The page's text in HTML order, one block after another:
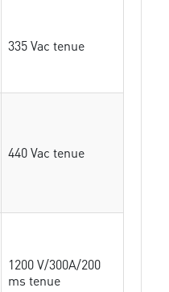
335 Vac tenue
440 Vac tenue
1200 V/300A/200
ms tenue